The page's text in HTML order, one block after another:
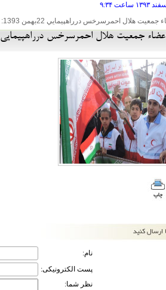
ساعت ۹:۳۴
هلال احمرسرخس درراهپيمايي 22بهمن 1393:
جمعيت هلال احمرسرخس درراهپيمايي 22بهمن 1393
نام:
پست الکترونیکی:
نظر شما: